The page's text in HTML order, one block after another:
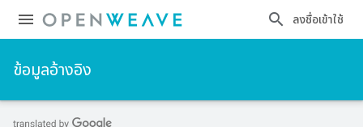
ลงชื่อเข้าใช้
ข้อมูลอ้างอิง